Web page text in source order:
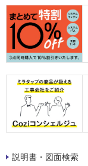
説明書・図面検索